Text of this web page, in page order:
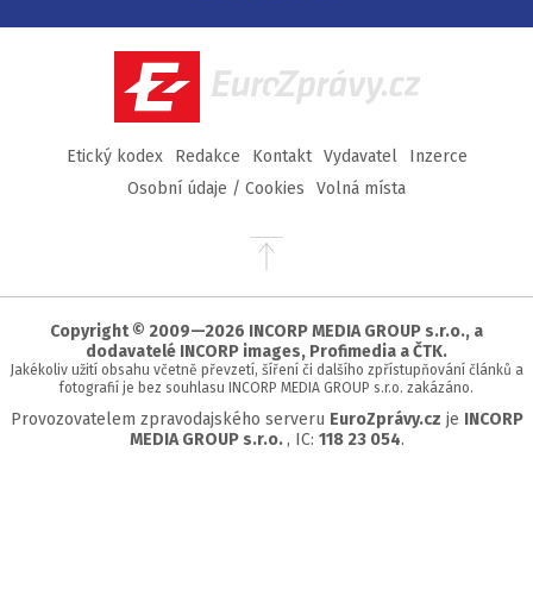
Facebook
TwitterInstagram
YouTube
EuroZprávy.cz
Etický kodex Redakce Kontakt Vydavatel
Inzerce
Osobní údaje / Cookies
Volná místa
Přejít
stránky
Copyright © 2009—2026 INCORP MEDIA GROUP s.r.o., a
dodavatelé INCORP images, Profimedia a ČTK.
Jakékoliv užití obsahu včetně převzetí, šíření či dalšího zpřístupňování článků a
fotografií je bez souhlasu INCORP MEDIA GROUP s.r.o. zakázáno.
Provozovatelem zpravodajského serveru EuroZprávy.cz je INCORP
MEDIA GROUP s.r.o. , IC: 118 23 054.